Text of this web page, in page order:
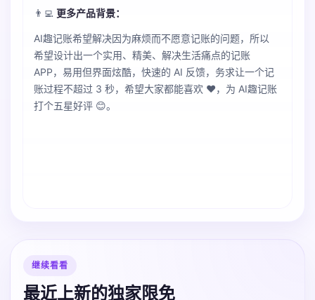
👨‍💻‍ 更多产品背景：
AI趣记账希望解决因为麻烦而不愿意记账的问题，所以
希望设计出一个实用、精美、解决生活痛点的记账
APP，易用但界面炫酷，快速的 AI 反馈，务求让一个记
账过程不超过 3 秒，希望大家都能喜欢 ❤️，为 AI趣记账
打个五星好评 😊。
继续看看
最近上新的独家限免